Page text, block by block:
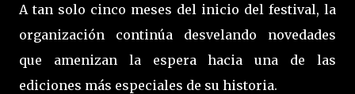
A tan solo cinco meses del inicio del festival, la
organización continúa desvelando novedades
que amenizan la espera hacia una de las
ediciones más especiales de su historia.